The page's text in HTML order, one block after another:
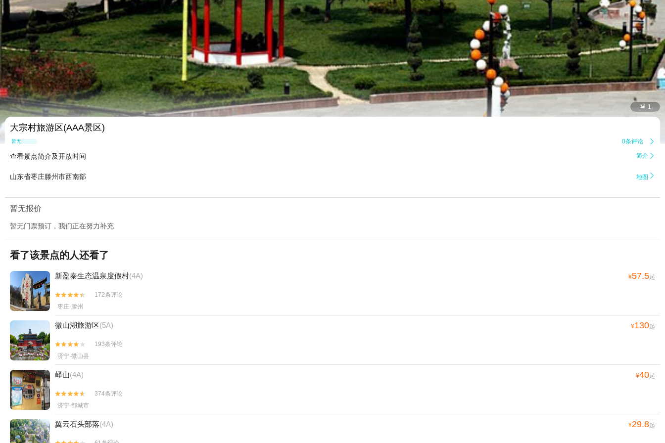
 1
大宗村旅游区(AAA景区)
暂无点评 0条评论 
查看景点简介及开放时间 简介 
山东省枣庄滕州市西南部 地图 
暂无报价
暂无门票预订，我们正在努力补充
看了该景点的人还看了
新盈泰生态温泉度假村(4A) ¥57.5起


172条评论
枣庄·滕州
微山湖旅游区(5A) ¥130起


193条评论
济宁·微山县
峄山(4A) ¥40起


374条评论
济宁·邹城市
翼云石头部落(4A) ¥29.8起